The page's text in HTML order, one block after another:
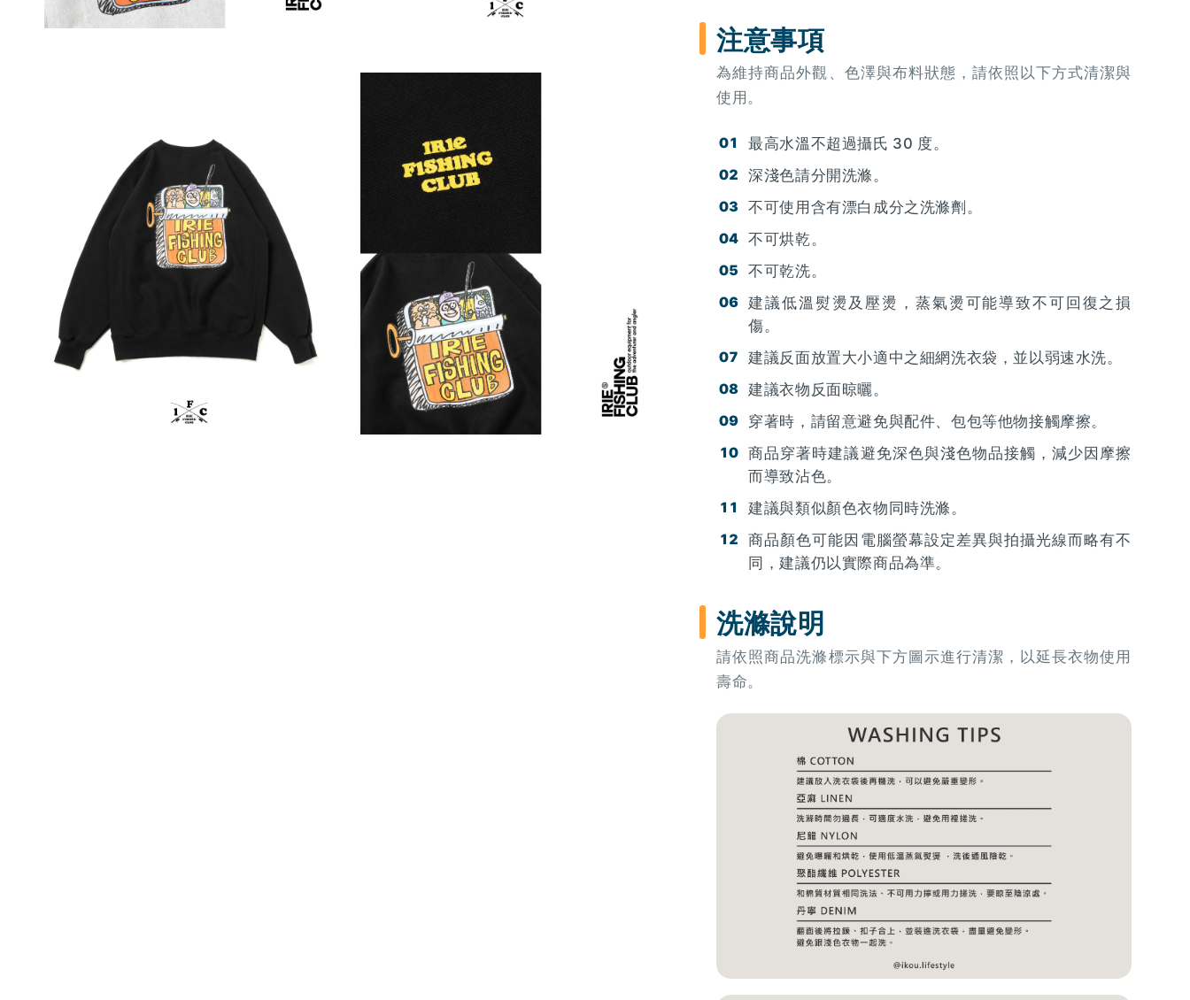
注意事項
為維持商品外觀、色澤與布料狀態，請依照以下方式清潔與
使用。
最高水溫不超過攝氏 30 度。
深淺色請分開洗滌。
不可使用含有漂白成分之洗滌劑。
不可烘乾。
不可乾洗。
建議低溫熨燙及壓燙，蒸氣燙可能導致不可回復之損
傷。
建議反面放置大小適中之細網洗衣袋，並以弱速水洗。
建議衣物反面晾曬。
穿著時，請留意避免與配件、包包等他物接觸摩擦。
商品穿著時建議避免深色與淺色物品接觸，減少因摩擦
而導致沾色。
建議與類似顏色衣物同時洗滌。
商品顏色可能因電腦螢幕設定差異與拍攝光線而略有不
同，建議仍以實際商品為準。
洗滌說明
請依照商品洗滌標示與下方圖示進行清潔，以延長衣物使用
壽命。